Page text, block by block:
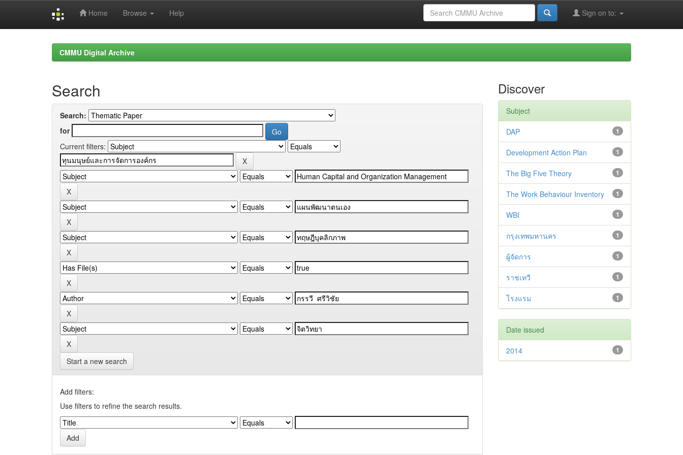
Home Browse Help Sign on to:
CMMU Digital Archive
Search
Search:
for
Current filters:
Start a new search
Add filters:
Use filters to refine the search results.
Discover
Subject
1
DAP
1
Development Action Plan
1
The Big Five Theory
1
The Work Behaviour Inventory
1
WBI
1
กรุงเทพมหานคร
1
ผู้จัดการ
1
ราชเทวี
1
โรงแรม
Date issued
1
2014